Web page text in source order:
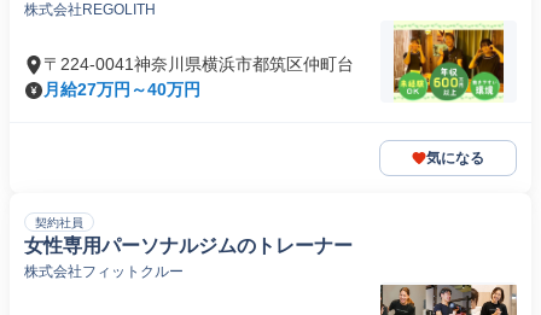
株式会社REGOLITH
〒224-0041神奈川県横浜市都筑区仲町台
月給27万円～40万円
気になる
契約社員
女性専用パーソナルジムのトレーナー
株式会社フィットクルー